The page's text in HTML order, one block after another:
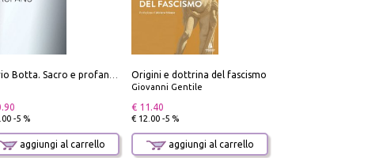
-5 %
aggiungi al carrello
Origini e dottrina del fascismo
Giovanni Gentile
€ 11.40
€ 12.00 -5 %
aggiungi al carrello